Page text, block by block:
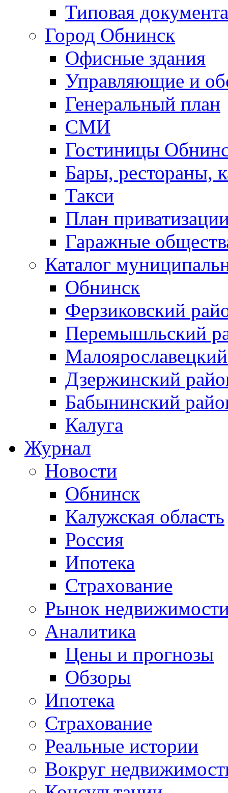
Типовая
Город Обнинск
Офисные здания
Управляющие и
Генеральный план
СМИ
Гостиницы
Бары, рестораны,
Такси
План
Гаражные
Каталог
Обнинск
Ферзиковский
Перемышльский
Дзержинский
Бабынинский
Калуга
Журнал
Новости
Обнинск
Калужская область
Россия
Ипотека
Страхование
Рынок
Аналитика
Цены и прогнозы
Обзоры
Ипотека
Страхование
Реальные истории
Вокруг